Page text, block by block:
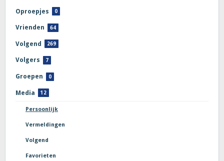
Oproepjes 0
Vrienden 64
Volgend 269
Volgers 7
Groepen 0
Media 12
Persoonlijk
Vermeldingen
Volgend
Favorieten